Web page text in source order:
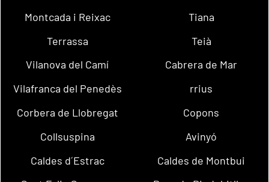
Montcada i Reixac
Tiana
Terrassa
Teià
Vilanova del Camí
Cabrera de Mar
Vilafranca del Penedès
rrius
Corbera de Llobregat
Copons
Collsuspina
Avinyó
Caldes d´Estrac
Caldes de Montbui